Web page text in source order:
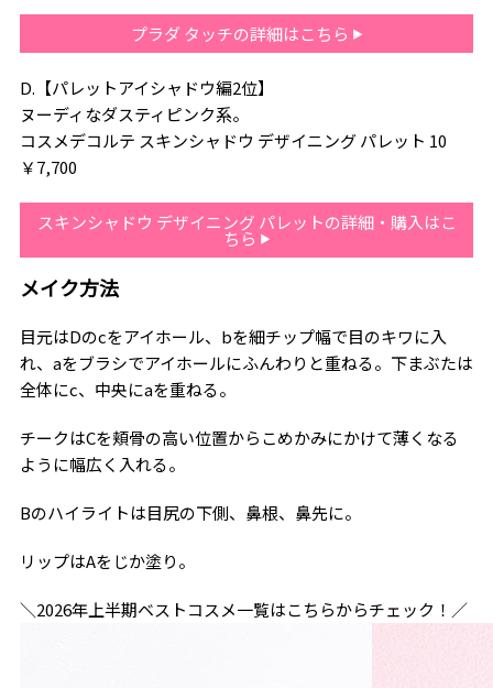
プラダ タッチの詳細はこちら
D.【パレットアイシャドウ編2位】
ヌーディなダスティピンク系。
コスメデコルテ スキンシャドウ デザイニング パレット 10
￥7,700
スキンシャドウ デザイニング パレットの詳細・購入はこ
ちら
メイク方法
目元はDのcをアイホール、bを細チップ幅で目のキワに入
れ、aをブラシでアイホールにふんわりと重ねる。下まぶたは
全体にc、中央にaを重ねる。
チークはCを頬骨の高い位置からこめかみにかけて薄くなる
ように幅広く入れる。
Bのハイライトは目尻の下側、鼻根、鼻先に。
リップはAをじか塗り。
＼2026年上半期ベストコスメ一覧はこちらからチェック！／